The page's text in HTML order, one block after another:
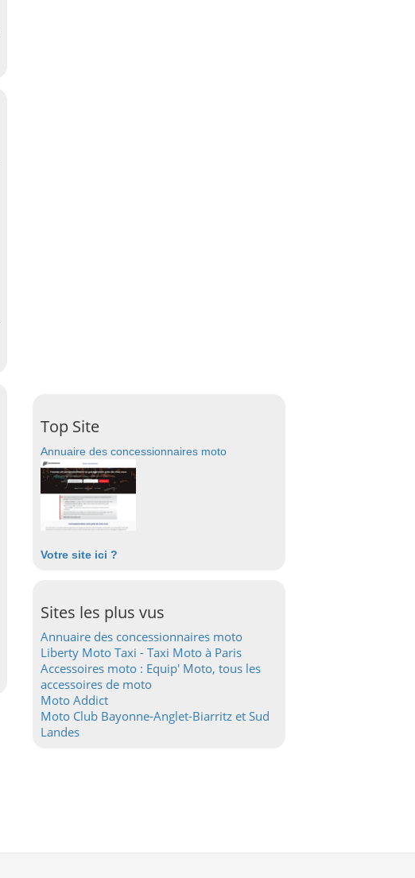
Top Site
Annuaire des concessionnaires moto
Votre site ici ?
Sites les plus vus
Annuaire des concessionnaires moto
Liberty Moto Taxi - Taxi Moto à Paris
Accessoires moto : Equip' Moto, tous les
accessoires de moto
Moto Addict
Moto Club Bayonne-Anglet-Biarritz et Sud
Landes